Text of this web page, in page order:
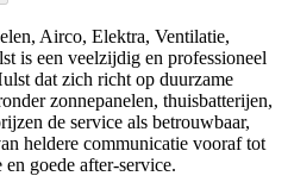
Airco, Elektra, Ventilatie,
is een veelzijdig en professioneel
dat zich richt op duurzame
zonnepanelen, thuisbatterijen,
de service als betrouwbaar,
heldere communicatie vooraf tot
goede after-service.